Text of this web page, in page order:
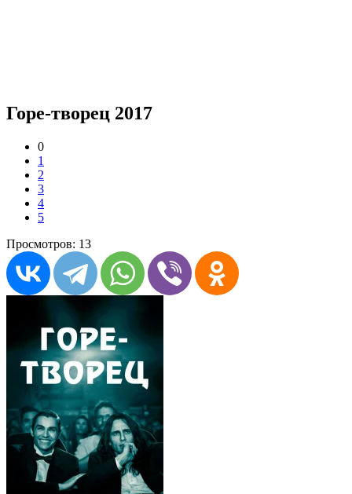
Горе-творец 2017
0
1
2
3
4
5
Просмотров: 13